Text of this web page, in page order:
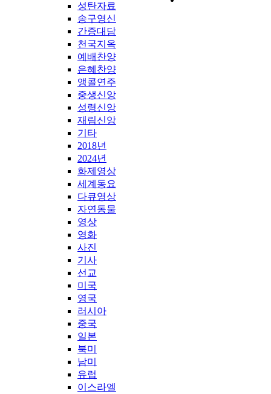
성탄자료
송구영신
간증대담
천국지옥
예배찬양
은혜찬양
앵콜연주
중생신앙
성령신앙
재림신앙
기타
2018년
2024년
화제영상
세계동요
다큐영상
자연동물
영상
영화
사진
기사
선교
미국
영국
러시아
중국
일본
북미
남미
유럽
이스라엘